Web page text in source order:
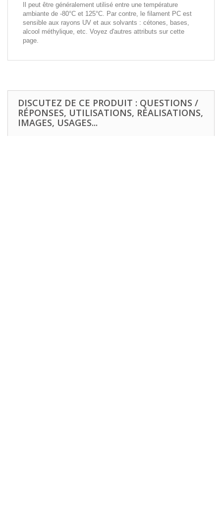
Il peut être généralement utilisé entre une température
ambiante de -80°C et 125°C. Par contre, le filament PC est
sensible aux rayons UV et aux solvants : cétones, bases,
alcool méthylique, etc. Voyez d'autres attributs sur cette
page.
DISCUTEZ DE CE PRODUIT : QUESTIONS /
RÉPONSES, UTILISATIONS, RÉALISATIONS,
IMAGES, USAGES...